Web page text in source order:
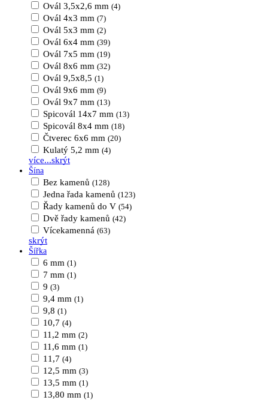
Ovál 3,5x2,6 mm (4)
Ovál 4x3 mm (7)
Ovál 5x3 mm (2)
Ovál 6x4 mm (39)
Ovál 7x5 mm (19)
Ovál 8x6 mm (32)
Ovál 9,5x8,5 (1)
Ovál 9x6 mm (9)
Ovál 9x7 mm (13)
Spicovál 14x7 mm (13)
Spicovál 8x4 mm (18)
Čtverec 6x6 mm (20)
Kulatý 5,2 mm (4)
více...skrýt
Šína
Bez kamenů (128)
Jedna řada kamenů (123)
Řady kamenů do V (54)
Dvě řady kamenů (42)
Vícekamenná (63)
skrýt
Šířka
6 mm (1)
7 mm (1)
9 (3)
9,4 mm (1)
9,8 (1)
10,7 (4)
11,2 mm (2)
11,6 mm (1)
11,7 (4)
12,5 mm (3)
13,5 mm (1)
13,80 mm (1)